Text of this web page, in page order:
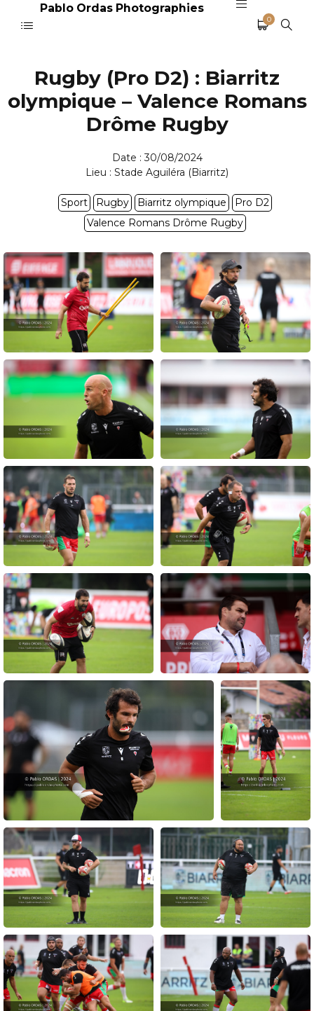
Pablo Ordas Photographies
0
Rugby (Pro D2) : Biarritz
olympique – Valence Romans
Drôme Rugby
Date : 30/08/2024
Lieu : Stade Aguiléra (Biarritz)
Sport Rugby Biarritz olympique
Pro D2
Valence Romans Drôme Rugby